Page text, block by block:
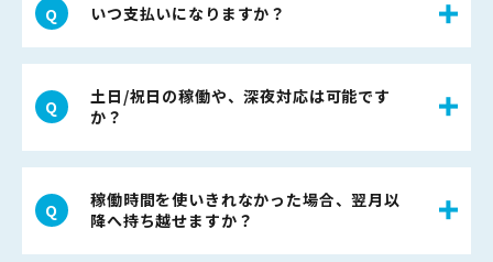
いつ支払いになりますか？
土日/祝日の稼働や、深夜対応は可能です
か？
稼働時間を使いきれなかった場合、翌月以
降へ持ち越せますか？